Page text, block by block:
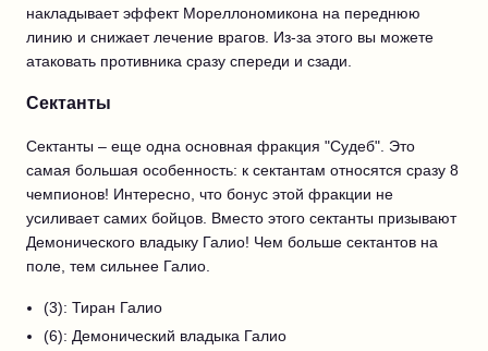
накладывает эффект Мореллономикона на переднюю
линию и снижает лечение врагов. Из-за этого вы можете
атаковать противника сразу спереди и сзади.
Сектанты
Сектанты – еще одна основная фракция "Судеб". Это
самая большая особенность: к сектантам относятся сразу 8
чемпионов! Интересно, что бонус этой фракции не
усиливает самих бойцов. Вместо этого сектанты призывают
Демонического владыку Галио! Чем больше сектантов на
поле, тем сильнее Галио.
(3): Тиран Галио
(6): Демонический владыка Галио